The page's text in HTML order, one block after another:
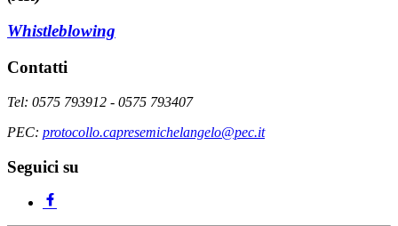
Whistleblowing
Contatti
Tel: 0575 793912 - 0575 793407
PEC: protocollo.capresemichelangelo@pec.it
Seguici su